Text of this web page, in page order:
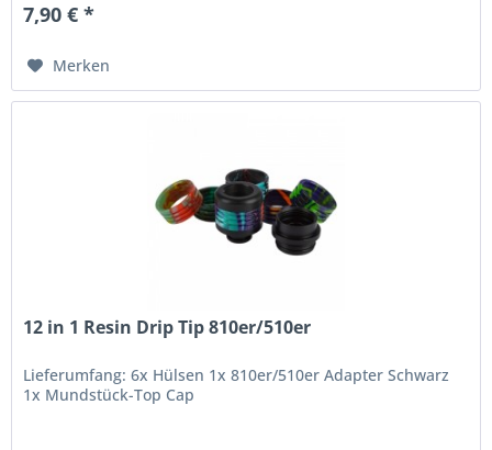
7,90 € *
Merken
12 in 1 Resin Drip Tip 810er/510er
Lieferumfang: 6x Hülsen 1x 810er/510er Adapter Schwarz
1x Mundstück-Top Cap